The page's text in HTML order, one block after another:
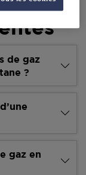
de gaz
?
gaz en